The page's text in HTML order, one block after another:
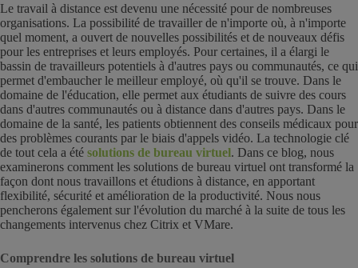
Le travail à distance est devenu une nécessité pour de nombreuses
organisations. La possibilité de travailler de n'importe où, à n'importe
quel moment, a ouvert de nouvelles possibilités et de nouveaux défis
pour les entreprises et leurs employés. Pour certaines, il a élargi le
bassin de travailleurs potentiels à d'autres pays ou communautés, ce qui
permet d'embaucher le meilleur employé, où qu'il se trouve. Dans le
domaine de l'éducation, elle permet aux étudiants de suivre des cours
dans d'autres communautés ou à distance dans d'autres pays. Dans le
domaine de la santé, les patients obtiennent des conseils médicaux pour
des problèmes courants par le biais d'appels vidéo. La technologie clé
de tout cela a été solutions de bureau virtuel. Dans ce blog, nous
examinerons comment les solutions de bureau virtuel ont transformé la
façon dont nous travaillons et étudions à distance, en apportant
flexibilité, sécurité et amélioration de la productivité. Nous nous
pencherons également sur l'évolution du marché à la suite de tous les
changements intervenus chez Citrix et VMare.
Comprendre les solutions de bureau virtuel